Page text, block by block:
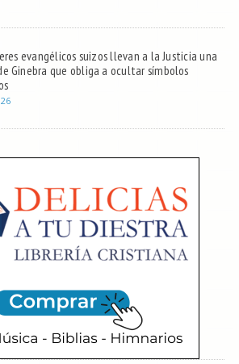
evangélicos suizos llevan a la Justicia una
Ginebra que obliga a ocultar símbolos